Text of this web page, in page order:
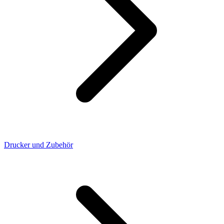
Drucker und Zubehör